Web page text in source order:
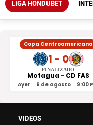
LIGA HONDUBET
Copa Centroamericana
1 - 0
FINALIZADO
Motagua - CD FAS
Ayer 6 de agosto 9:00
VIDEOS